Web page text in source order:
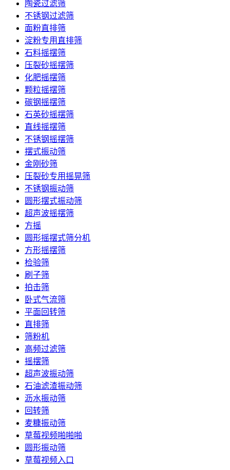
陶瓷过滤筛
不锈钢过滤筛
面粉直排筛
淀粉专用直排筛
石料摇摆筛
压裂砂摇摆筛
化肥摇摆筛
颗粒摇摆筛
碳钢摇摆筛
石英砂摇摆筛
直线摇摆筛
不锈钢摇摆筛
摆式振动筛
金刚砂筛
压裂砂专用摇晃筛
不锈钢振动筛
圆形摆式振动筛
超声波摇摆筛
方摇
圆形摇摆式筛分机
方形摇摆筛
检验筛
刷子筛
拍击筛
卧式气流筛
平面回转筛
直排筛
筛粉机
高频过滤筛
摇摆筛
超声波振动筛
石油滤渣振动筛
沥水振动筛
回转筛
麦糠振动筛
草莓视频啪啪啪
圆形振动筛
草莓视频入口